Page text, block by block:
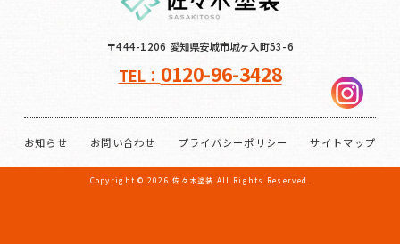
〒444-1206 愛知県安城市城ヶ入町53-6
TEL： 0120-96-3428
お知らせ お問い合わせ プライバシーポリシー サイトマップ
Copyright © 2026佐々木塗装 All Rights Reserved.